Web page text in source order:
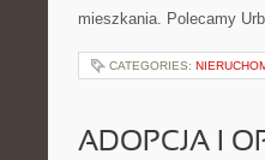
mieszkania. Polecamy
CATEGORIES:
ADOPCJA I